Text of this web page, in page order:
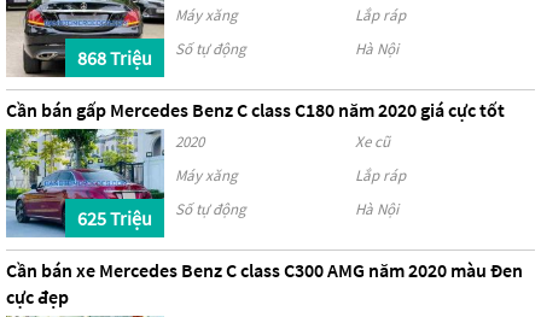
868 Triệu
Máy xăng
Lắp ráp
Số tự động
Hà Nội
Cần bán gấp Mercedes Benz C class C180 năm 2020 giá cực tốt
625 Triệu
2020
Xe cũ
Máy xăng
Lắp ráp
Số tự động
Hà Nội
Cần bán xe Mercedes Benz C class C300 AMG năm 2020 màu Đen
cực đẹp